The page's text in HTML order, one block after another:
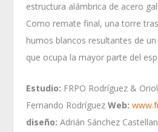
estructura alámbrica de acero
Como remate final, una torre
humos blancos resultantes de
que ocupa la mayor parte del
Estudio: FRPO Rodríguez & Oriol
Fernando Rodríguez Web:
diseño: Adrián Sánchez